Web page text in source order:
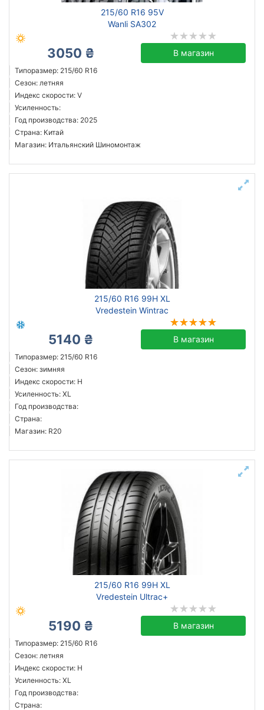
215/60 R16 95V
Wanli SA302
3050 ₴ В магазин
Типоразмер: 215/60 R16
Сезон: летняя
Индекс скорости: V
Усиленность:
Год производства: 2025
Страна: Китай
Магазин: Итальянский Шиномонтаж
215/60 R16 99H XL
Vredestein Wintrac
5140 ₴ В магазин
Типоразмер: 215/60 R16
Сезон: зимняя
Индекс скорости: H
Усиленность: XL
Год производства:
Страна:
Магазин: R20
215/60 R16 99H XL
Vredestein Ultrac+
5190 ₴ В магазин
Типоразмер: 215/60 R16
Сезон: летняя
Индекс скорости: H
Усиленность: XL
Год производства:
Страна: